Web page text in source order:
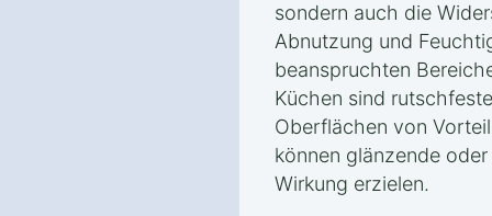
sondern auch die
Abnutzung und
beanspruchten
Küchen sind
Oberflächen von
können glänzende
Wirkung erzielen.